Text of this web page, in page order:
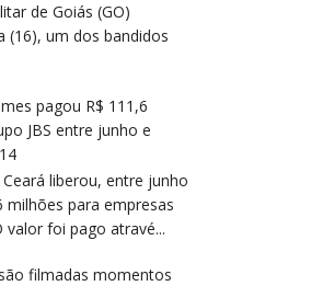
de Goiás (GO)
(16), um dos bandidos
pagou R$ 111,6
JBS entre junho e
liberou, entre junho
milhões para empresas
valor foi pago atravé...
filmadas momentos